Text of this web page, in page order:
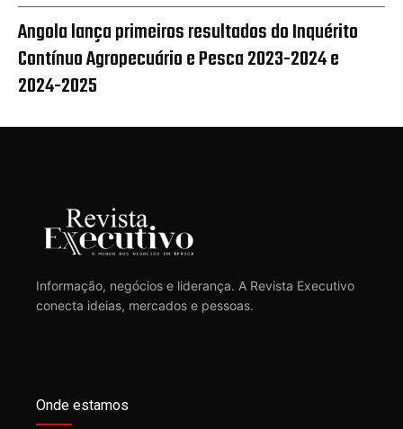
Angola lança primeiros resultados do Inquérito
Contínuo Agropecuário e Pesca 2023-2024 e
2024-2025
Informação, negócios e liderança. A Revista Executivo
conecta ideias, mercados e pessoas.
Onde estamos